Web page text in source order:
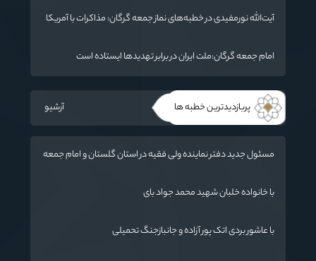
بود
آیت‌الله نورمفیدی در خطبه‌های نماز جمعه گرگان: مذاکرات با آمریکا
امام جمعه گرگان:ملت ایران در برابر تهدیدها ایستاده است
پربازدیدترین خطبه ها آرشیو
مسئول جدید دفتر نماینده ولی فقیه در استان گلستان و امام جمعه
با خانواده خلبان شهید محمد جواد بای
با عاشور بردی اتک پور آزاده و جانبازجنگ تحمیلی